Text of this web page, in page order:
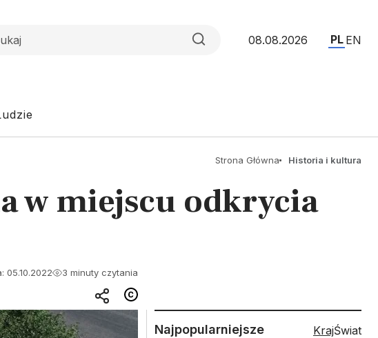
08.08.2026 PL EN
Strona Główna Historia i kultura
w miejscu odkrycia
05.10.2022
3 minuty czytania
Najpopularniejsze KrajŚwiat